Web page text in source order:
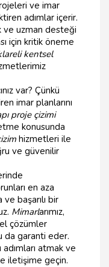
ve imar
adımlar içerir.
uzman desteği
için kritik öneme
kentsel
var? Çünkü
imar planlarını
proje çizimi
konusunda
hizmetleri ile
ve güvenilir
en aza
başarılı bir
Mimarlarımız,
çözümler
da garanti eder.
atmak ve
iletişime geçin.